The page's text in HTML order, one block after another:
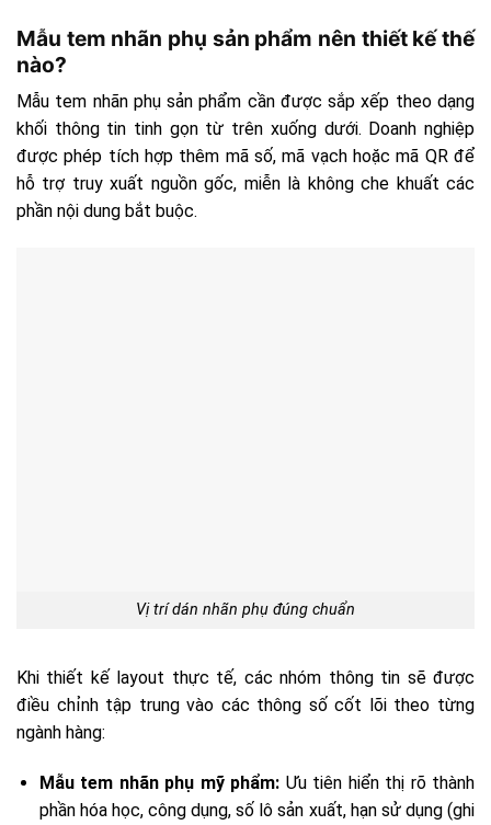
Mẫu tem nhãn phụ sản phẩm nên thiết kế thế
nào?
Mẫu tem nhãn phụ sản phẩm cần được sắp xếp theo dạng
khối thông tin tinh gọn từ trên xuống dưới. Doanh nghiệp
được phép tích hợp thêm mã số, mã vạch hoặc mã QR để
hỗ trợ truy xuất nguồn gốc, miễn là không che khuất các
phần nội dung bắt buộc.
Vị trí dán nhãn phụ đúng chuẩn
Khi thiết kế layout thực tế, các nhóm thông tin sẽ được
điều chỉnh tập trung vào các thông số cốt lõi theo từng
ngành hàng:
Mẫu tem nhãn phụ mỹ phẩm: Ưu tiên hiển thị rõ thành
phần hóa học, công dụng, số lô sản xuất, hạn sử dụng (ghi